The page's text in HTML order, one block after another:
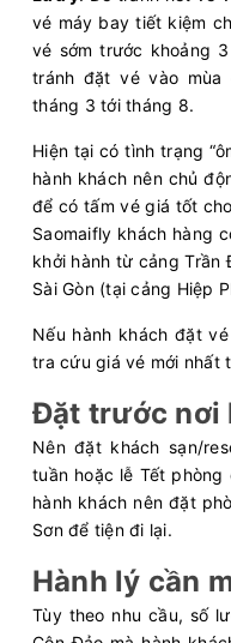
vé máy bay tiết kiệm
vé sớm trước khoảng
tránh đặt vé vào
tháng 3 tới tháng 8.
Hiện tại có tình trạng
hành khách nên chủ
để có tấm vé giá tốt
Saomaifly khách hàng
khởi hành từ cảng Trần
Sài Gòn (tại cảng Hiệp
Nếu hành khách đặt
tra cứu giá vé mới nhất
Đặt trước nơi
Nên đặt khách sạn/
tuần hoặc lễ Tết
hành khách nên đặt
Sơn để tiện đi lại.
Hành lý cần
Tùy theo nhu cầu, số